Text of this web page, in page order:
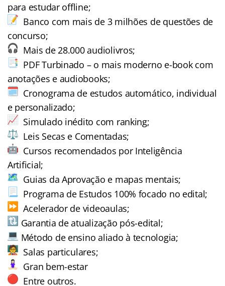
para estudar offline;
Banco com mais de 3 milhões de questões de
concurso;
Mais de 28.000 audiolivros;
PDF Turbinado – o mais moderno e-book com
anotações e audiobooks;
Cronograma de estudos automático, individual
e personalizado;
Simulado inédito com ranking;
Leis Secas e Comentadas;
Cursos recomendados por Inteligência
Artificial;
Guias da Aprovação e mapas mentais;
Programa de Estudos 100% focado no edital;
Acelerador de videoaulas;
Garantia de atualização pós-edital;
Método de ensino aliado à tecnologia;
Salas particulares;
Gran bem-estar
Entre outros.